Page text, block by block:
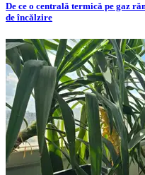
De ce o centrală termică pe gaz
de încălzire